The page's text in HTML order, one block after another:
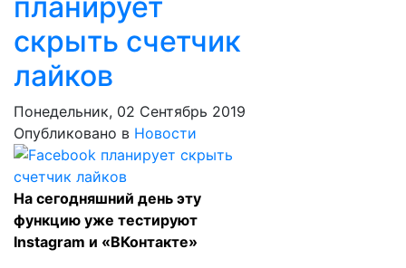
скрыть счетчик
лайков
Понедельник, 02 Сентябрь 2019
Опубликовано в Новости
На сегодняшний день эту
функцию уже тестируют
Instagram и «ВКонтакте»